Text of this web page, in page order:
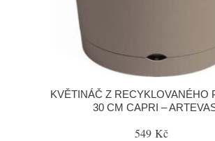
KVĚTINÁČ Z RECYKLOVANÉHO
30 CM CAPRI –
549 Kč